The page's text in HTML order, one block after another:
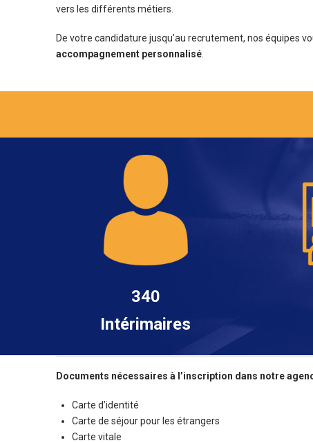
vers les différents métiers.
De votre candidature jusqu’au recrutement, nos équipes
accompagnement personnalisé.
340
Intérimaires
Documents nécessaires à l’inscription dans notre
Carte d’identité
Carte de séjour pour les étrangers
Carte vitale